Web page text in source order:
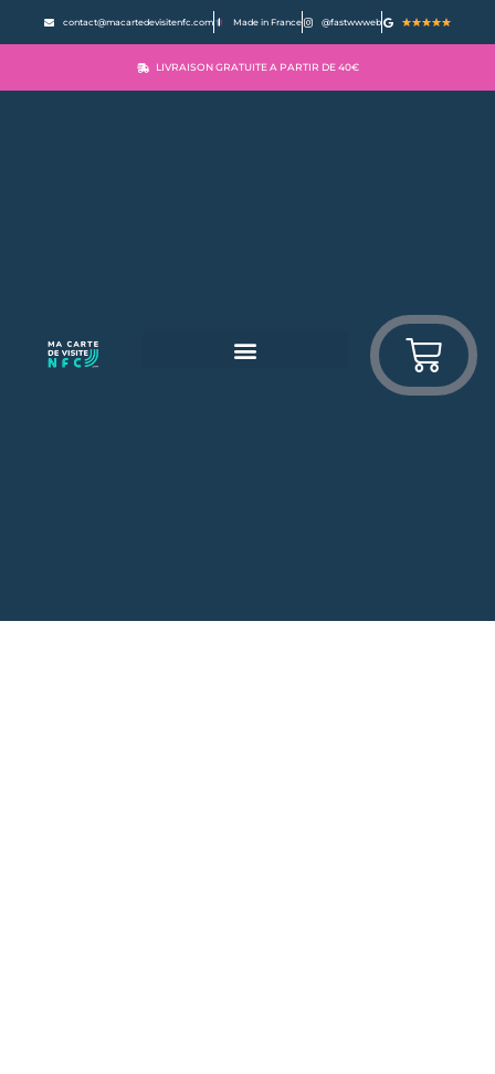
contact@macartedevisitenfc.com Made in France @fastwwweb
LIVRAISON GRATUITE A PARTIR DE 40€